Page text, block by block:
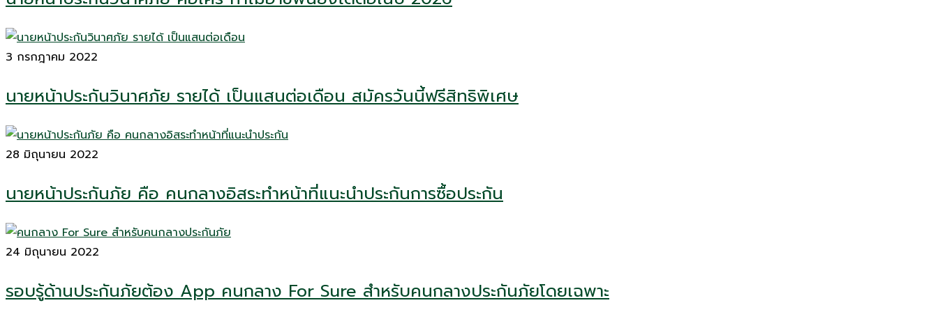
3 กรกฎาคม 2022
นายหน้าประกันวินาศภัย รายได้ เป็นแสนต่อเดือน สมัครวันนี้ฟรีสิทธิพิเศษ
28 มิถุนายน 2022
นายหน้าประกันภัย คือ คนกลางอิสระทำหน้าที่แนะนำประกันการซื้อประกัน
24 มิถุนายน 2022
รอบรู้ด้านประกันภัยต้อง App คนกลาง For Sure สำหรับคนกลางประกันภัยโดยเฉพาะ